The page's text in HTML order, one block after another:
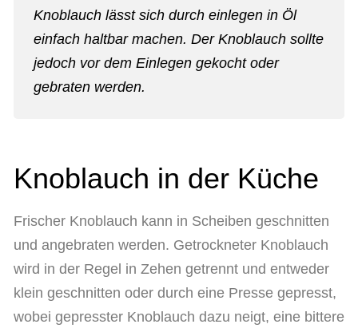
Knoblauch lässt sich durch einlegen in Öl
einfach haltbar machen. Der Knoblauch sollte
jedoch vor dem Einlegen gekocht oder
gebraten werden.
Knoblauch in der Küche
Frischer Knoblauch kann in Scheiben geschnitten
und angebraten werden. Getrockneter Knoblauch
wird in der Regel in Zehen getrennt und entweder
klein geschnitten oder durch eine Presse gepresst,
wobei gepresster Knoblauch dazu neigt, eine bittere